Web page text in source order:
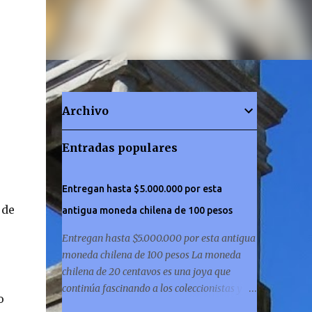
Archivo
Entradas populares
Entregan hasta $5.000.000 por esta
antigua moneda chilena de 100 pesos
Entregan hasta $5.000.000 por esta antigua
moneda chilena de 100 pesos La moneda
chilena de 20 centavos es una joya que
continúa fascinando a los coleccionistas y a
los amantes de la historia por igual. ¿Has